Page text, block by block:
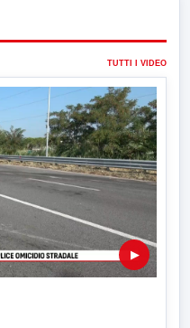
TUTTI I VIDEO
▶